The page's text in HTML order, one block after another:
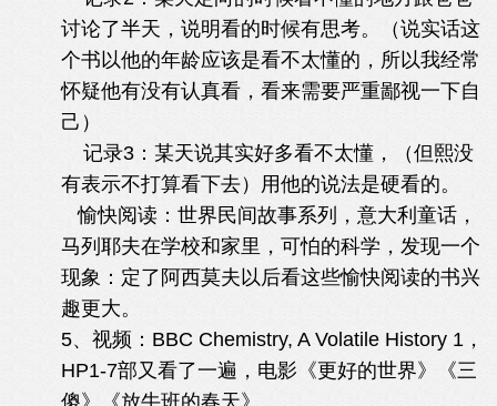
讨论了半天，说明看的时候有思考。（说实话这
个书以他的年龄应该是看不太懂的，所以我经常
怀疑他有没有认真看，看来需要严重鄙视一下自
己）
记录3：某天说其实好多看不太懂，（但熙没
有表示不打算看下去）用他的说法是硬看的。
愉快阅读：世界民间故事系列，意大利童话，
马列耶夫在学校和家里，可怕的科学，发现一个
现象：定了阿西莫夫以后看这些愉快阅读的书兴
趣更大。
5、视频：BBC Chemistry, A Volatile History 1，
HP1-7部又看了一遍，电影《更好的世界》《三
傻》《放牛班的春天》